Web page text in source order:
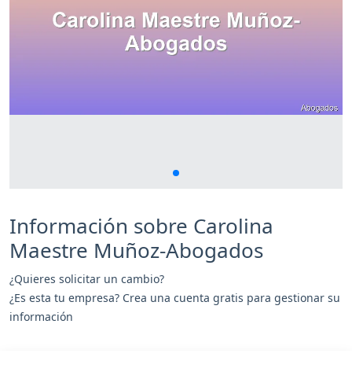
Información sobre Carolina
Maestre Muñoz-Abogados
¿Quieres solicitar un cambio?
¿Es esta tu empresa? Crea una cuenta gratis para gestionar su
información